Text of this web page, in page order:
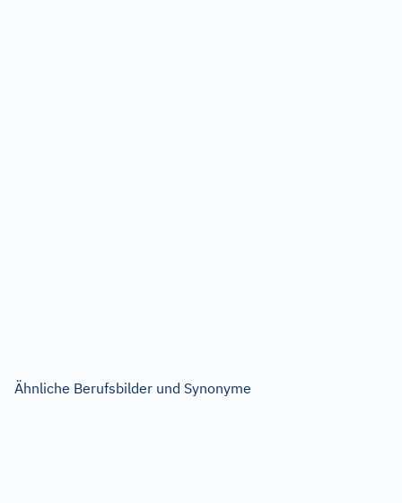
Ähnliche Berufsbilder und Synonyme